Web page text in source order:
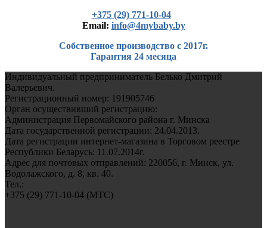
+375 (29) 771-10-04
Еmail: info@4mybaby.by
Собственное производство с 2017г.
Гарантия 24 месяца
Индивидуальный предприниматель Белько Дмитрий
Валерьевич.
Регистрационный номер: 191905746
Орган осуществивший регистрацию:
Администрация Первомайского района г. Минска
Дата государственной регистрации: 24.04.2013.
Дата регистрации интернет-магазина в Торговом реестре
Республики Беларусь: 11.07.2014г.
Адрес для почтовых отправлений: 220056, г. Минск, ул.
Водолажского, д. 8, кв. 40.
Тел.:
+375 (29) 771-10-04 (MTC)